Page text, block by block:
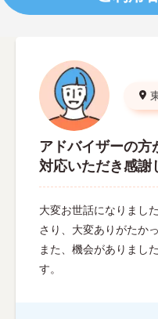
アドバイザーの方
対応いただき感謝
大変お世話になりまし
さり、大変ありがたか
また、機会がありまし
す。